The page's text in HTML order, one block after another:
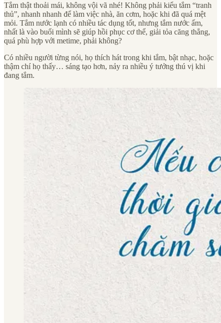
Tắm thật thoải mái, không vội vã nhé! Không phải kiểu tắm “tranh
thủ”, nhanh nhanh để làm việc nhà, ăn cơm, hoặc khi đã quá mệt
mỏi. Tắm nước lạnh có nhiều tác dụng tốt, nhưng tắm nước ấm,
nhất là vào buổi mình sẽ giúp hồi phục cơ thể, giải tỏa căng thẳng,
quá phù hợp với metime, phải không?
Có nhiều người từng nói, họ thích hát trong khi tắm, bật nhạc, hoặc
thậm chí họ thấy… sáng tạo hơn, nảy ra nhiều ý tưởng thú vị khi
đang tắm.